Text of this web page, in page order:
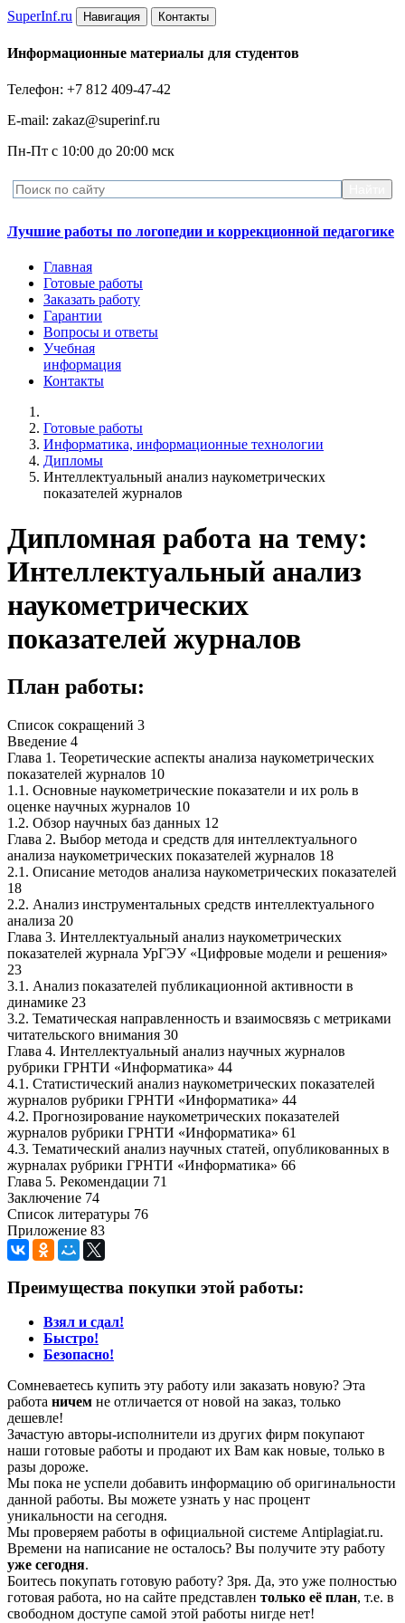
SuperInf.ru Навигация Контакты
Информационные материалы для студентов
Телефон: +7 812 409-47-42
E-mail: zakaz@superinf.ru
Пн-Пт с 10:00 до 20:00 мск
Лучшие работы по логопедии и коррекционной педагогике
Главная
Готовые работы
Заказать работу
Гарантии
Вопросы и ответы
Учебная
информация
Контакты
Готовые работы
Информатика, информационные технологии
Дипломы
Интеллектуальный анализ наукометрических
показателей журналов
Дипломная работа на тему:
Интеллектуальный анализ
наукометрических
показателей журналов
План работы:
Список сокращений 3
Введение 4
Глава 1. Теоретические аспекты анализа наукометрических
показателей журналов 10
1.1. Основные наукометрические показатели и их роль в
оценке научных журналов 10
1.2. Обзор научных баз данных 12
Глава 2. Выбор метода и средств для интеллектуального
анализа наукометрических показателей журналов 18
2.1. Описание методов анализа наукометрических показателей
18
2.2. Анализ инструментальных средств интеллектуального
анализа 20
Глава 3. Интеллектуальный анализ наукометрических
показателей журнала УрГЭУ «Цифровые модели и решения»
23
3.1. Анализ показателей публикационной активности в
динамике 23
3.2. Тематическая направленность и взаимосвязь с метриками
читательского внимания 30
Глава 4. Интеллектуальный анализ научных журналов
рубрики ГРНТИ «Информатика» 44
4.1. Статистический анализ наукометрических показателей
журналов рубрики ГРНТИ «Информатика» 44
4.2. Прогнозирование наукометрических показателей
журналов рубрики ГРНТИ «Информатика» 61
4.3. Тематический анализ научных статей, опубликованных в
журналах рубрики ГРНТИ «Информатика» 66
Глава 5. Рекомендации 71
Заключение 74
Список литературы 76
Приложение 83
Преимущества покупки этой работы:
Взял и сдал!
Быстро!
Безопасно!
Сомневаетесь купить эту работу или заказать новую? Эта
работа ничем не отличается от новой на заказ, только
дешевле!
Зачастую авторы-исполнители из других фирм покупают
наши готовые работы и продают их Вам как новые, только в
разы дороже.
Мы пока не успели добавить информацию об оригинальности
данной работы. Вы можете узнать у нас процент
уникальности на сегодня.
Мы проверяем работы в официальной системе Аntiplagiat.ru.
Времени на написание не осталось? Вы получите эту работу
уже сегодня.
Боитесь покупать готовую работу? Зря. Да, это уже полностью
готовая работа, но на сайте представлен только её план, т.е. в
свободном доступе самой этой работы нигде нет!